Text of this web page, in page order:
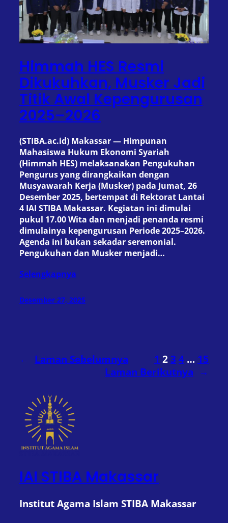
Himmah HES Resmi
Dikukuhkan, Musker Jadi
Titik Awal Kepengurusan
2025–2026
(STIBA.ac.id) Makassar — Himpunan
Mahasiswa Hukum Ekonomi Syariah
(Himmah HES) melaksanakan Pengukuhan
Pengurus yang dirangkaikan dengan
Musyawarah Kerja (Musker) pada Jumat, 26
Desember 2025, bertempat di Rektorat Lantai
4 IAI STIBA Makassar. Kegiatan ini dimulai
pukul 17.00 Wita dan menjadi penanda resmi
dimulainya kepengurusan Periode 2025–2026.
Agenda ini bukan sekadar seremonial.
Pengukuhan dan Musker menjadi…
Selengkapnya
Desember 27, 2025
← Laman Sebelumnya 1 2 3 4 … 15
Laman Berikutnya
→
IAI STIBA Makassar
Institut Agama Islam STIBA Makassar